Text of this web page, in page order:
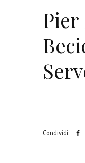
Pier
Condividi: